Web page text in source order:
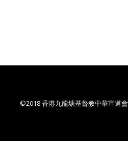
©2018 香港九龍塘基督教中華宣道